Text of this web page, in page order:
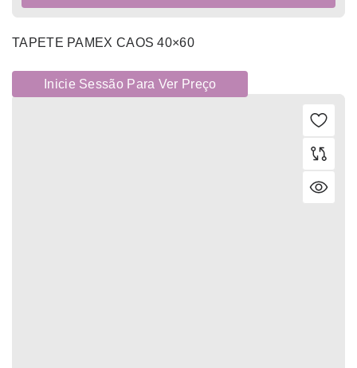
TAPETE PAMEX CAOS 40×60
Inicie Sessão Para Ver Preço